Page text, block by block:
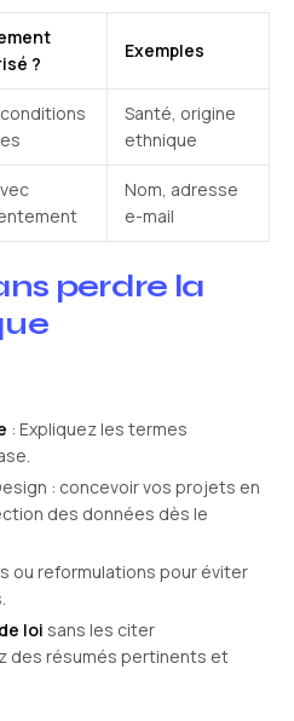
?
Exemples
Santé, origine
ethnique
Nom, adresse
e-mail
perdre la
: Expliquez les termes
: concevoir vos projets en
des données dès le
ou reformulations pour éviter
loi sans les citer
des résumés pertinents et